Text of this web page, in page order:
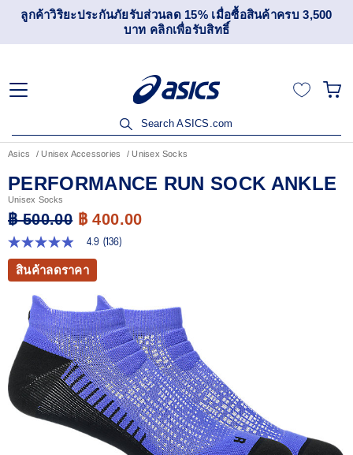
ริยะประกันภัยรับส่วนลด 15% เมื่อซื้อสินค้าครบ 3,500
บาท คลิกเพื่อรับสิทธิ์
เข้าร่
Search ASICS.com
Asics Unisex Accessories Unisex Socks
PERFORMANCE RUN SOCK ANKLE
Unisex Socks
฿ 500.00 ฿ 400.00
4.9
จาก
ดาว
คะแนน
เฉลี่ย
Read
136
Reviews.
ลิงก์
หน้า
เดียวกัน
4.9 (136)
สินค้าลดราคา